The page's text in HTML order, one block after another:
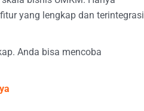
yang lengkap dan terintegrasi
Anda bisa mencoba